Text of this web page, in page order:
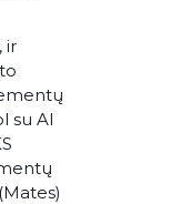
ir
su AI